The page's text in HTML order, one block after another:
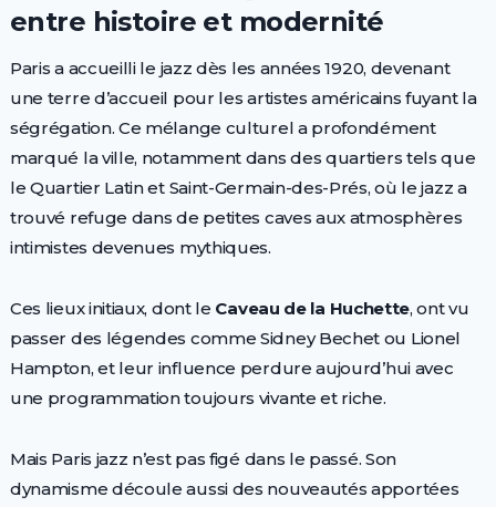
entre histoire et modernité
Paris a accueilli le jazz dès les années 1920, devenant
une terre d’accueil pour les artistes américains fuyant la
ségrégation. Ce mélange culturel a profondément
marqué la ville, notamment dans des quartiers tels que
le Quartier Latin et Saint-Germain-des-Prés, où le jazz a
trouvé refuge dans de petites caves aux atmosphères
intimistes devenues mythiques.
Ces lieux initiaux, dont le Caveau de la Huchette, ont vu
passer des légendes comme Sidney Bechet ou Lionel
Hampton, et leur influence perdure aujourd’hui avec
une programmation toujours vivante et riche.
Mais Paris jazz n’est pas figé dans le passé. Son
dynamisme découle aussi des nouveautés apportées